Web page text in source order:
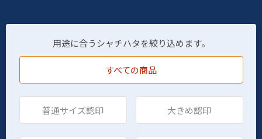
用途に合うシャチハタを絞り込めます。
すべての商品
普通サイズ認印 大きめ認印